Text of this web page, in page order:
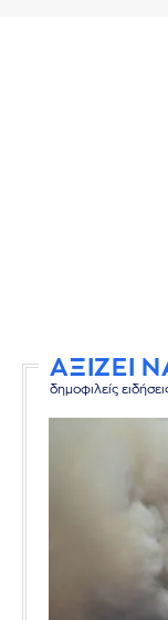
ΑΞΙΖΕΙ
δημοφιλείς